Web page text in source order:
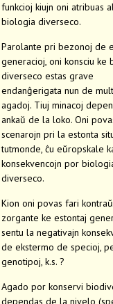
funkcioj kiujn oni atribuas
biologia diverseco.
Parolante pri bezonoj de
generacioj, oni konsciu ke
diverseco estas grave
endanĝerigata nun de
agadoj. Tiuj minacoj
ankaŭ de la loko. Oni
scenarojn pri la estonta
tutmonde, ĉu eŭropskale
konsekvencojn por
diverseco.
Kion oni povas fari
zorgante ke estontaj
sentu la negativajn
de ekstermo de specioj,
genotipoj, k.s. ?
Agado por konservi
dependas de la nivelo